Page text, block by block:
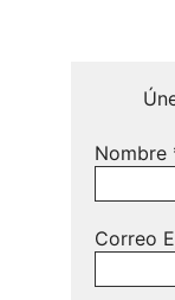
Nombre
Correo